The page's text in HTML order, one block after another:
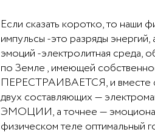
Если сказать коротко, то наши
импульсы -это разряды
эмоций -электролитная среда,
по Земле , имеющей
ПЕРЕСТРАИВАЕТСЯ, и вместе с
двух составляющих —
ЭМОЦИИ, а точнее —
физическом теле оптимальный